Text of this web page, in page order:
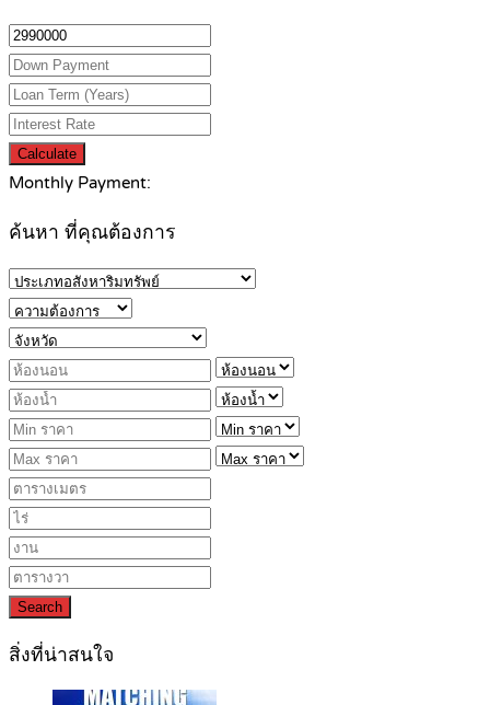
Calculate
Monthly Payment:
ค้นหา ที่คุณต้องการ
Search
สิ่งที่น่าสนใจ